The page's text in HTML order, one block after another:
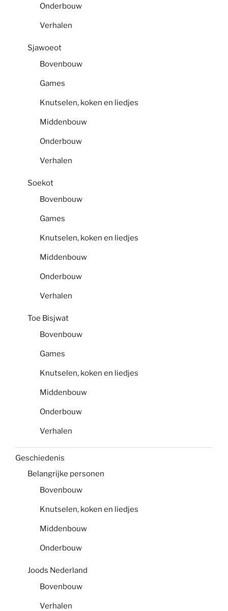
Onderbouw
Verhalen
Sjawoeot
Bovenbouw
Games
Knutselen, koken en liedjes
Middenbouw
Onderbouw
Verhalen
Soekot
Bovenbouw
Games
Knutselen, koken en liedjes
Middenbouw
Onderbouw
Verhalen
Toe Bisjwat
Bovenbouw
Games
Knutselen, koken en liedjes
Middenbouw
Onderbouw
Verhalen
Geschiedenis
Belangrijke personen
Bovenbouw
Knutselen, koken en liedjes
Middenbouw
Onderbouw
Joods Nederland
Bovenbouw
Verhalen